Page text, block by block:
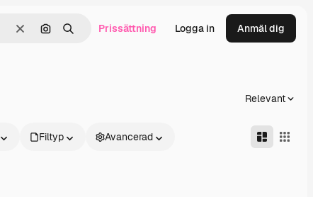
RensaSök efter bild
Söka Prissättning Logga in Anmäl dig
Relevant
Filtyp Avancerad